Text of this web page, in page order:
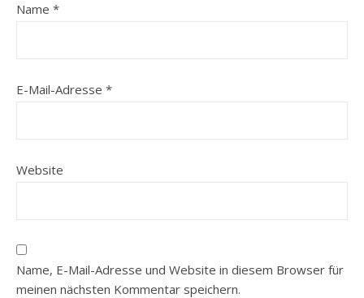
Name *
E-Mail-Adresse *
Website
Name, E-Mail-Adresse und Website in diesem Browser für
meinen nächsten Kommentar speichern.